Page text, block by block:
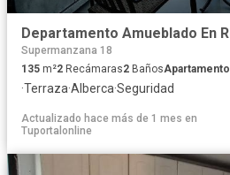
Supermanzana 18
135 m²2 Recámaras2 BañosApartamento
·Terraza·Alberca·Seguridad
Actualizado hace más de 1 mes en
Tuportalonline